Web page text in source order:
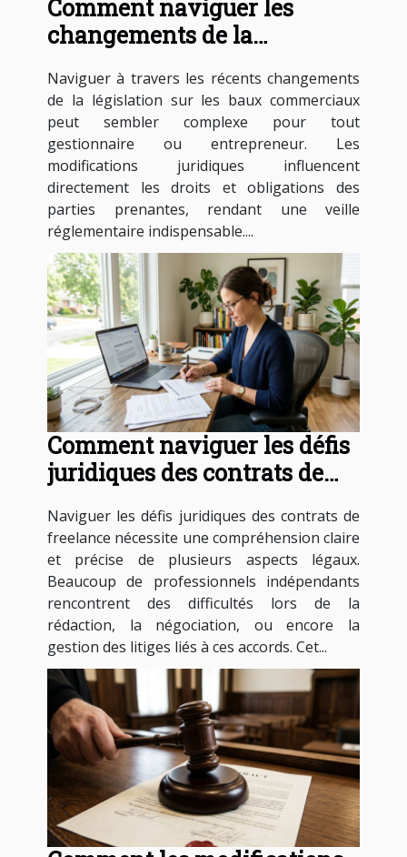
Comment naviguer les
changements de la
commerciaux ?
Naviguer à travers les récents changements
de la législation sur les baux commerciaux
peut sembler complexe pour tout
gestionnaire ou entrepreneur. Les
modifications juridiques influencent
directement les droits et obligations des
parties prenantes, rendant une veille
réglementaire indispensable....
Comment naviguer les défis
juridiques des contrats de
Naviguer les défis juridiques des contrats de
freelance nécessite une compréhension claire
et précise de plusieurs aspects légaux.
Beaucoup de professionnels indépendants
rencontrent des difficultés lors de la
rédaction, la négociation, ou encore la
gestion des litiges liés à ces accords. Cet...